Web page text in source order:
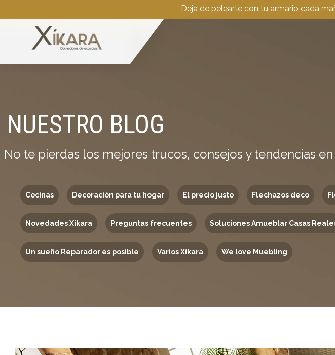
Deja de pelearte con tu armario cada
NUESTRO BLOG
No te pierdas los mejores trucos, consejos y tendencias
Cocinas Decoración para tu hogar El precio justo Flechazos deco
Novedades Xíkara Preguntas frecuentes Soluciones Amueblar Casas
Un sueño Reparador es posible Varios Xíkara We love Muebling